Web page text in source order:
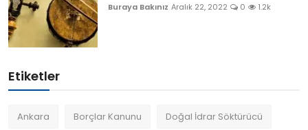
Buraya Bakınız Aralık 22, 2022 0 1.2k
Etiketler
Ankara Borçlar Kanunu Doğal İdrar Söktürücü